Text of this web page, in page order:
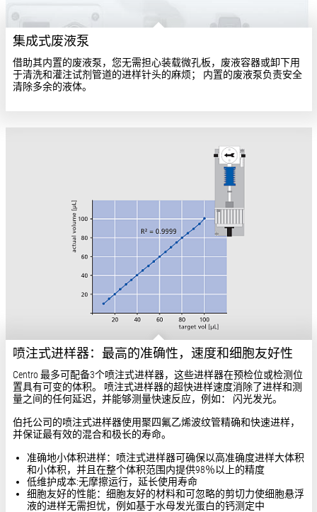
集成式废液泵
借助其内置的废液泵，您无需担心装载微孔板，废液容器或卸下用
于清洗和灌注试剂管道的进样针头的麻烦； 内置的废液泵负责安全
清除多余的液体。
喷注式进样器：最高的准确性，速度和细胞友好性
Centro 最多可配备3个喷注式进样器，这些进样器在预检位或检测位
置具有可变的体积。 喷注式进样器的超快进样速度消除了进样和测
量之间的任何延迟，并能够测量快速反应，例如： 闪光发光。
伯托公司的喷注式进样器使用聚四氟乙烯波纹管精确和快速进样，
并保证最有效的混合和极长的寿命。
准确地小体积进样：喷注式进样器可确保以高准确度进样大体积
和小体积，并且在整个体积范围内提供98％以上的精度
低维护成本:无摩擦运行，延长使用寿命
细胞友好的性能：细胞友好的材料和可忽略的剪切力使细胞悬浮
液的进样无需担忧，例如基于水母发光蛋白的钙测定中